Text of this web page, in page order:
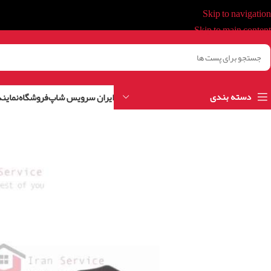
Skip to navigation
Skip to main content
دسته بندی ایران سرویس شاپفروشگاه